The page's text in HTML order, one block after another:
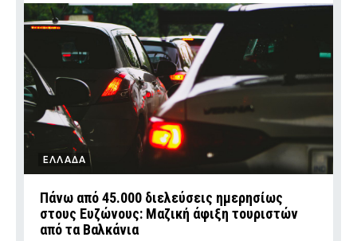
ΕΛΛΑΔΑ
Πάνω από 45.000 διελεύσεις ημερησίως
στους Ευζώνους: Μαζική άφιξη τουριστών
από τα Βαλκάνια